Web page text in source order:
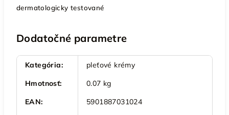
dermatologicky testované
Dodatočné parametre
Kategória:
pleťové krémy
Hmotnosť:
0.07 kg
EAN:
5901887031024